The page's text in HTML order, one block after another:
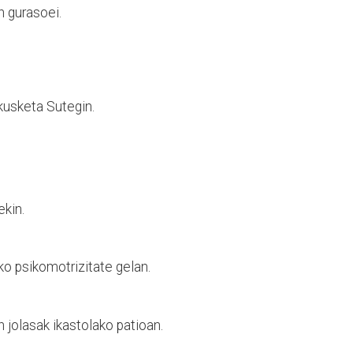
gurasoei.
Sutegin.
psikomotrizitate gelan.
jolasak ikastolako patioan.